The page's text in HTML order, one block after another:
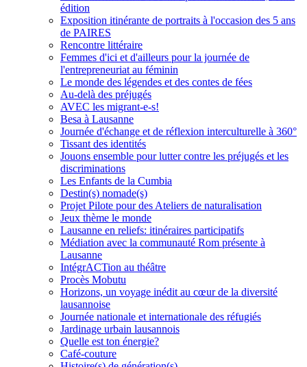
édition
Exposition itinérante de portraits à l'occasion des 5 ans
de PAIRES
Rencontre littéraire
Femmes d'ici et d'ailleurs pour la journée de
l'entrepreneuriat au féminin
Le monde des légendes et des contes de fées
Au-delà des préjugés
AVEC les migrant-e-s!
Besa à Lausanne
Journée d'échange et de réflexion interculturelle à 360°
Tissant des identités
Jouons ensemble pour lutter contre les préjugés et les
discriminations
Les Enfants de la Cumbia
Destin(s) nomade(s)
Projet Pilote pour des Ateliers de naturalisation
Jeux thème le monde
Lausanne en reliefs: itinéraires participatifs
Médiation avec la communauté Rom présente à
Lausanne
IntégrACTion au théâtre
Procès Mobutu
Horizons, un voyage inédit au cœur de la diversité
lausannoise
Journée nationale et internationale des réfugiés
Jardinage urbain lausannois
Quelle est ton énergie?
Café-couture